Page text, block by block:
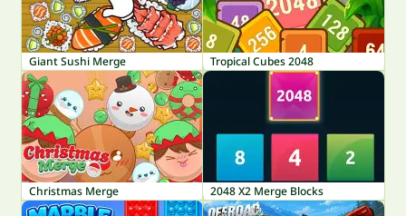
Giant Sushi Merge Tropical Cubes 2048
Christmas Merge 2048 X2 Merge Blocks